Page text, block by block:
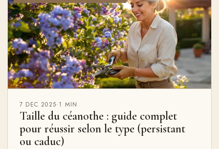
7 DEC 2025·1 MIN
Taille du céanothe : guide complet
pour réussir selon le type (persistant
ou caduc)